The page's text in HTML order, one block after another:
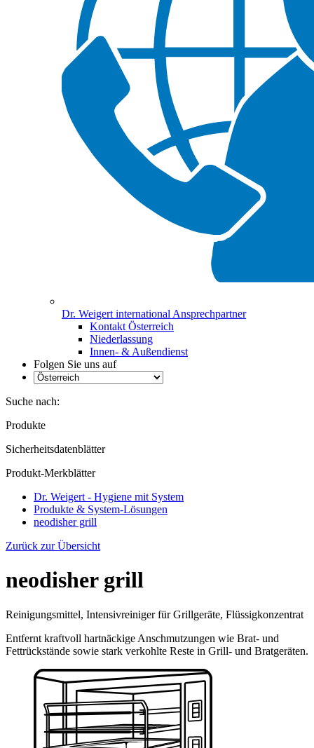
Dr. Weigert international Ansprechpartner
Kontakt Österreich
Niederlassung
Innen- & Außendienst
Folgen Sie uns auf
Suche nach:
Produkte
Sicherheitsdatenblätter
Produkt-Merkblätter
Dr. Weigert - Hygiene mit System
Produkte & System-Lösungen
neodisher grill
Zurück zur Übersicht
neodisher grill
Reinigungsmittel, Intensivreiniger für Grillgeräte, Flüssigkonzentrat
Entfernt kraftvoll hartnäckige Anschmutzungen wie Brat- und
Fettrückstände sowie stark verkohlte Reste in Grill- und Bratgeräten.